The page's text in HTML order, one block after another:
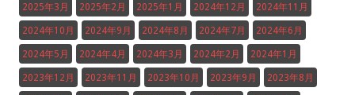
2025年3月 2025年2月 2025年1月 2024年12月 2024年11月
2024年10月 2024年9月 2024年8月 2024年7月 2024年6月
2024年5月 2024年4月 2024年3月 2024年2月 2024年1月
2023年12月 2023年11月 2023年10月 2023年9月 2023年8月